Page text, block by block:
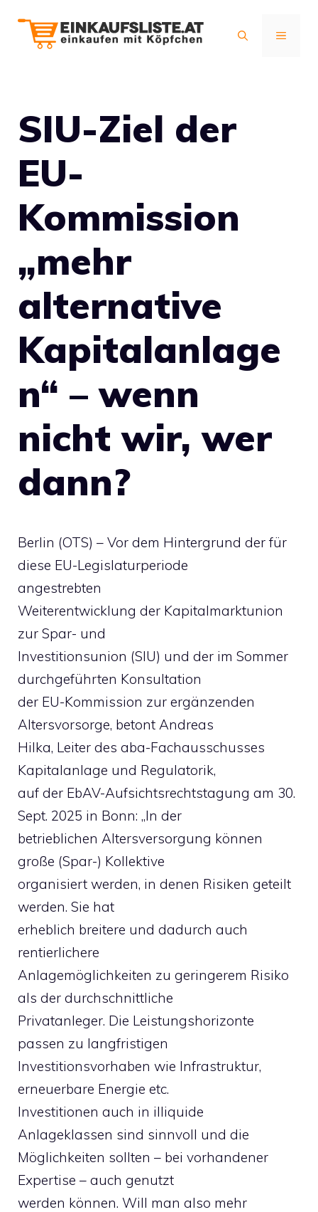
Inhalt
MENÜ
SIU-Ziel der
EU-
Kommission
„mehr
alternative
Kapitalanlage
n“ – wenn
nicht wir, wer
dann?
Berlin (OTS) – Vor dem Hintergrund der für
diese EU-Legislaturperiode
angestrebten
Weiterentwicklung der Kapitalmarktunion
zur Spar- und
Investitionsunion (SIU) und der im Sommer
durchgeführten Konsultation
der EU-Kommission zur ergänzenden
Altersvorsorge, betont Andreas
Hilka, Leiter des aba-Fachausschusses
Kapitalanlage und Regulatorik,
auf der EbAV-Aufsichtsrechtstagung am 30.
Sept. 2025 in Bonn: „In der
betrieblichen Altersversorgung können
große (Spar-) Kollektive
organisiert werden, in denen Risiken geteilt
werden. Sie hat
erheblich breitere und dadurch auch
rentierlichere
Anlagemöglichkeiten zu geringerem Risiko
als der durchschnittliche
Privatanleger. Die Leistungshorizonte
passen zu langfristigen
Investitionsvorhaben wie Infrastruktur,
erneuerbare Energie etc.
Investitionen auch in illiquide
Anlageklassen sind sinnvoll und die
Möglichkeiten sollten – bei vorhandener
Expertise – auch genutzt
werden können. Will man also mehr